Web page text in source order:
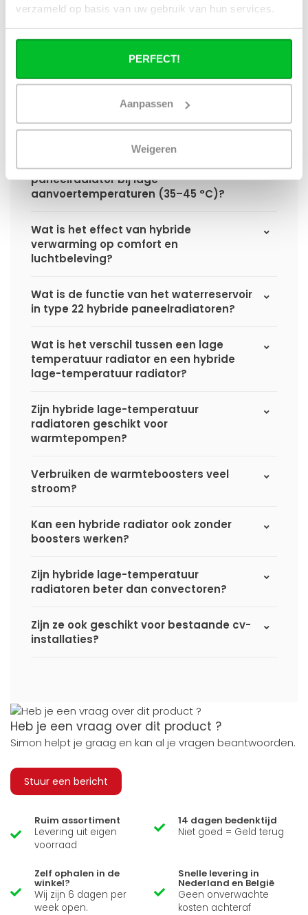
verzameld op basis van uw gebruik van hun services.
PERFECT!
Aanpassen
Weigeren
een standaard paneelradiator?
warmteboosters ten opzichte van losse
radiatorventilatoren?
technisch geen convector?
Hoe presteert een hybride
paneelradiator bij lage
aanvoertemperaturen (35–45 °C)?
Wat is het effect van hybride
verwarming op comfort en
luchtbeleving?
Wat is de functie van het waterreservoir
in type 22 hybride paneelradiatoren?
Wat is het verschil tussen een lage
temperatuur radiator en een hybride
lage-temperatuur radiator?
Zijn hybride lage-temperatuur
radiatoren geschikt voor
warmtepompen?
Verbruiken de warmteboosters veel
stroom?
Kan een hybride radiator ook zonder
boosters werken?
Zijn hybride lage-temperatuur
radiatoren beter dan convectoren?
Zijn ze ook geschikt voor bestaande cv-
installaties?
Heb je een vraag over dit product ?
Simon helpt je graag en kan al je vragen beantwoorden.
Stuur een bericht
Ruim assortiment
Levering uit eigen
voorraad
14 dagen bedenktijd
Niet goed = Geld terug
Zelf ophalen in de
winkel?
Wij zijn 6 dagen per
week open.
Snelle levering in
Nederland en België
Geen onverwachte
kosten achteraf